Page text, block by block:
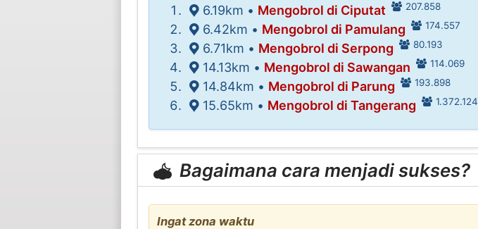
6.19km • Mengobrol di Ciputat 207.858
6.42km • Mengobrol di Pamulang 174.557
6.71km • Mengobrol di Serpong 80.193
14.13km • Mengobrol di Sawangan 114.069
14.84km • Mengobrol di Parung 193.898
15.65km • Mengobrol di Tangerang 1.372.124
Bagaimana cara menjadi sukses?
Ingat zona waktu